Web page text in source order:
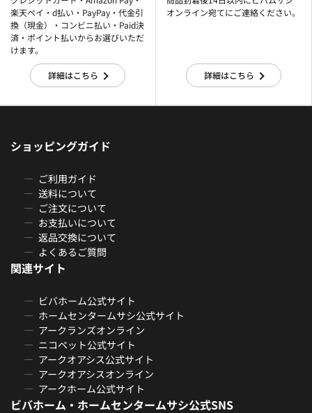
楽天ぺイ・d払い・PayPay・代金引
換（現金）・コンビニ払い・Paid決
済・ポイント払いからお選びいただ
けます。
詳細はこちら
オンライン宛てにご連絡ください。
詳細はこちら
ショッピングガイド
ご利用ガイド
送料について
ご注文について
お支払いについて
返品交換について
よくあるご質問
関連サイト
ビバホーム公式サイト
ホームセンタームサシ公式サイト
アークランズオンライン
ニコペット公式サイト
アークオアシス公式サイト
アークオアシスオンライン
アークホーム公式サイト
ビバホーム・ホームセンタームサシ公式SNS